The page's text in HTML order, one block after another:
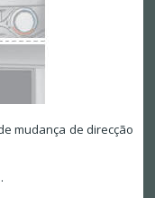
mudança de direcção